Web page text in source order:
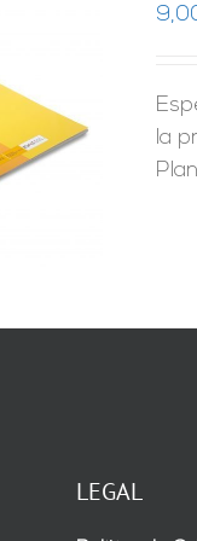
la
LEGAL